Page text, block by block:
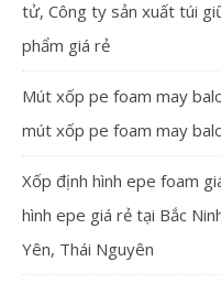
tử, Công ty sản xuất túi
phẩm giá rẻ
Mút xốp pe foam may
mút xốp pe foam may
Xốp định hình epe foam
hình epe giá rẻ tại Bắc
Yên, Thái Nguyên